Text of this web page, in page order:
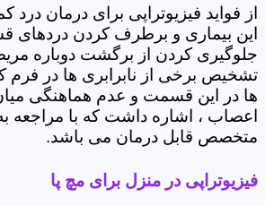
از فواید فیزیوتراپی برای درمان درد
این بیماری و برطرف کردن دردهای
جلوگیری کردن از برگشت دوباره
تشخیص برخی از نابرابری ها در
ها در این قسمت و عدم هماهنگی
اعصاب ، اشاره داشت که با مراجعه
متخصص قابل درمان می باشد.
فیزیوتراپی در منزل برای مچ پا